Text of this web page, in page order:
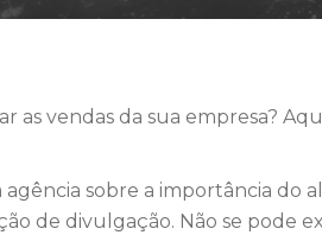
vendas da sua empresa?
sobre a importância do
de divulgação. Não se pode